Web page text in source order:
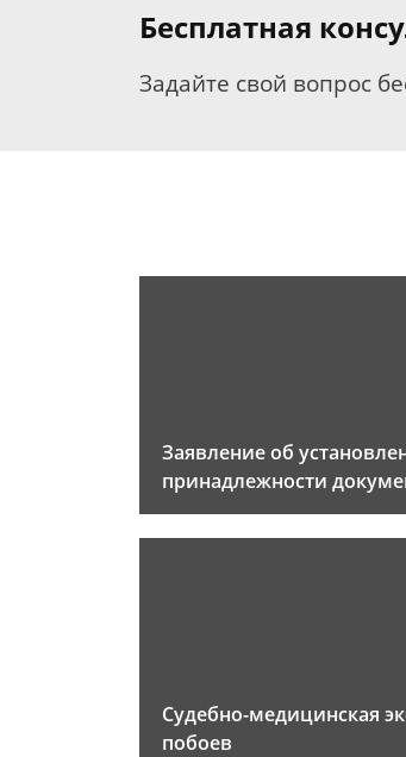
Бесплатная
Задайте свой вопрос
Заявление об
принадлежности
Судебно-медицинская
побоев